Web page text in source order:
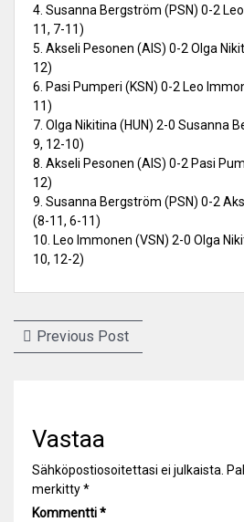
4. Susanna Bergström (PSN) 0-2
11, 7-11)
5. Akseli Pesonen (AIS) 0-2 Olga
12)
6. Pasi Pumperi (KSN) 0-2 Leo
11)
7. Olga Nikitina (HUN) 2-0 Susanna
9, 12-10)
8. Akseli Pesonen (AIS) 0-2 Pasi
12)
9. Susanna Bergström (PSN) 0-2
(8-11, 6-11)
10. Leo Immonen (VSN) 2-0 Olga
10, 12-2)
Artikkelien
Previous PostPrevious
post:
Vastaa
Sähköpostiosoitettasi ei julkaista.
merkitty*
Kommentti*